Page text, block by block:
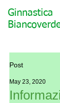
Ginnastica
Post
May 23, 2020